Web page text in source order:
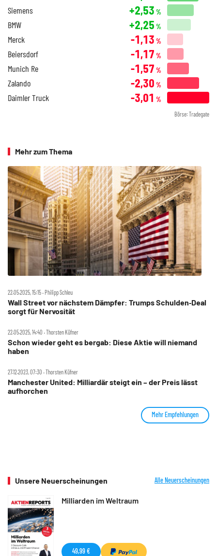
Siemens +2,53 %
BMW +2,25 %
Merck -1,13 %
Beiersdorf -1,17 %
Munich Re -1,57 %
Zalando -2,30 %
Daimler Truck -3,01 %
Börse: Tradegate
Mehr zum Thema
22.05.2025, 15:15 ‧ Philipp Schleu
Wall Street vor nächstem Dämpfer: Trumps Schulden‑Deal
sorgt für Nervosität
22.05.2025, 14:40 ‧ Thorsten Küfner
Schon wieder geht es bergab: Diese Aktie will niemand
haben
27.12.2023, 07:30 ‧ Thorsten Küfner
Manchester United: Milliardär steigt ein – der Preis lässt
aufhorchen
Mehr Empfehlungen
Unsere Neuerscheinungen Alle Neuerscheinungen
Milliarden im Weltraum
49,99 €